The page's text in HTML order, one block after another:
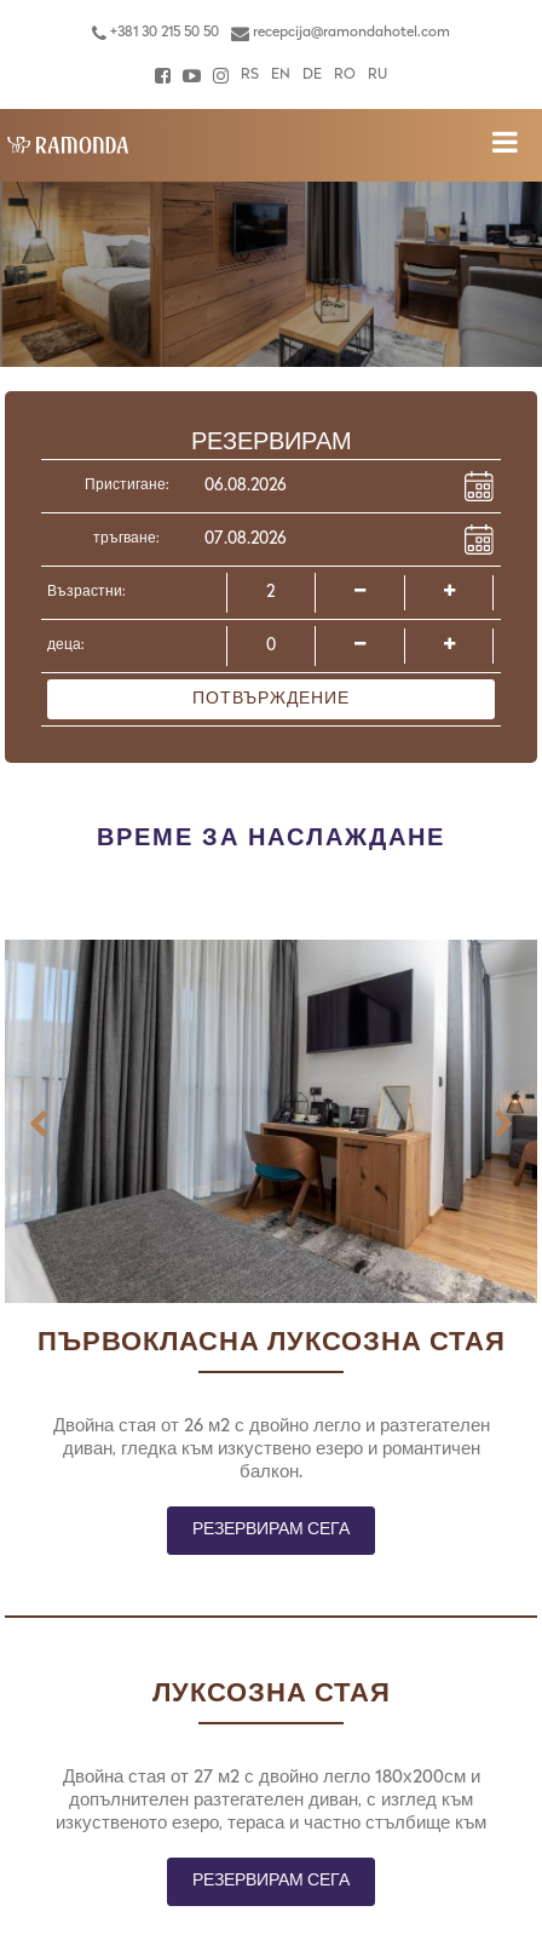
+381 30 215 50 50 recepcija@ramondahotel.com
RS EN DE RO RU
РЕЗЕРВИРАМ
Пристигане:
тръгване:
Възрастни:
деца:
ПОТВЪРЖДЕНИЕ
ВРЕМЕ ЗА НАСЛАЖДАНЕ
ПЪРВОКЛАСНА ЛУКСОЗНА СТАЯ
Двойна стая от 26 м2 с двойно легло и разтегателен
диван, гледка към изкуствено езеро и романтичен
балкон.
РЕЗЕРВИРАМ СЕГА
ЛУКСОЗНА СТАЯ
Двойна стая от 27 м2 с двойно легло 180х200см и
допълнителен разтегателен диван, с изглед към
изкуственото езеро, тераса и частно стълбище към
РЕЗЕРВИРАМ СЕГА